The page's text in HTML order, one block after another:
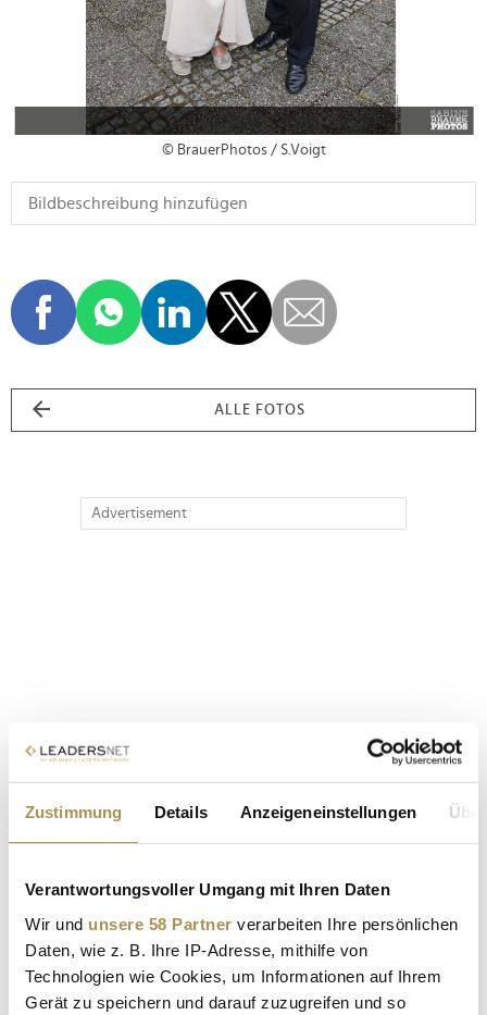
Zustimmung Details Anzeigeneinstellungen
Verantwortungsvoller Umgang mit Ihren Daten
Wir und unsere 58 Partner verarbeiten Ihre persönlichen
Daten, wie z. B. Ihre IP-Adresse, mithilfe von
Technologien wie Cookies, um Informationen auf Ihrem
Gerät zu speichern und darauf zuzugreifen und so
© BrauerPhotos / S.Voigt
ALLE FOTOS
Advertisement